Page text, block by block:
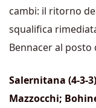
cambi: il ritorno
squalifica
Bennacer al posto
Salernitana (4-3-
Mazzocchi;